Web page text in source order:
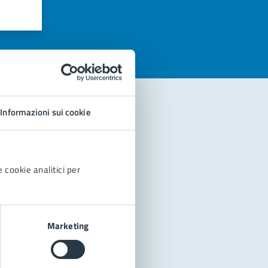
Informazioni sui cookie
cookie analitici per
Marketing